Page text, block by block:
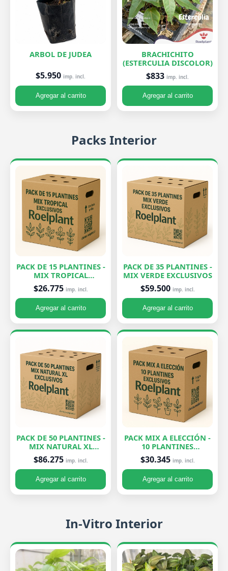
ARBOL DE JUDEA
$5.950 imp. incl.
Agregar al carrito
BRACHICHITO
(ESTERCULIA DISCOLOR)
$833 imp. incl.
Agregar al carrito
Packs Interior
PACK DE 15 PLANTINES -
MIX TROPICAL
EXCLUSIVOS
$26.775 imp. incl.
Agregar al carrito
PACK DE 35 PLANTINES -
MIX VERDE EXCLUSIVOS
$59.500 imp. incl.
Agregar al carrito
PACK DE 50 PLANTINES -
MIX NATURAL XL
EXCLUSIVOS
$86.275 imp. incl.
Agregar al carrito
PACK MIX A ELECCIÓN -
10 PLANTINES
EXCLUSIVOS
$30.345 imp. incl.
Agregar al carrito
In-Vitro Interior